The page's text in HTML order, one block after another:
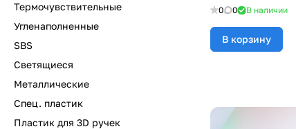
0 0 В наличии
В корзину
Термочувствительные
Угленаполненные
SBS
Светящиеся
Металлические
Спец. пластик
Пластик для 3D ручек